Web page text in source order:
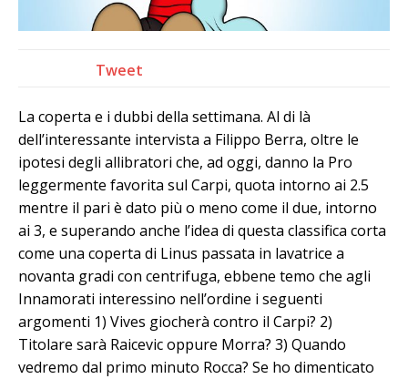
Tweet
La coperta e i dubbi della settimana. Al di là
dell’interessante intervista a Filippo Berra, oltre le
ipotesi degli allibratori che, ad oggi, danno la Pro
leggermente favorita sul Carpi, quota intorno ai 2.5
mentre il pari è dato più o meno come il due, intorno
ai 3, e superando anche l’idea di questa classifica corta
come una coperta di Linus passata in lavatrice a
novanta gradi con centrifuga, ebbene temo che agli
Innamorati interessino nell’ordine i seguenti
argomenti 1) Vives giocherà contro il Carpi? 2)
Titolare sarà Raicevic oppure Morra? 3) Quando
vedremo dal primo minuto Rocca? Se ho dimenticato